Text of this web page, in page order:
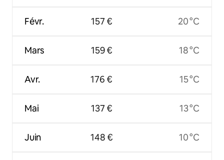
Févr.
Mars
Avr.
Mai
Juin
157 €
159 €
176 €
137 €
148 €
20 °C
18 °C
15 °C
13 °C
10 °C